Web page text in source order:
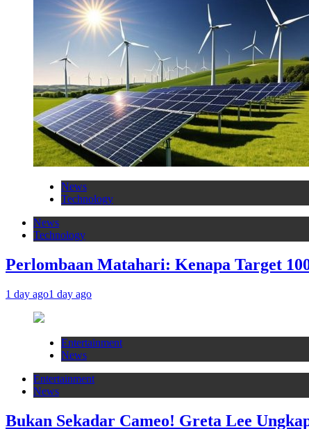
News
Technology
News
Technology
Perlombaan Matahari: Kenapa Target
1 day ago1 day ago
Entertainment
News
Entertainment
News
Bukan Sekadar Cameo! Greta Lee